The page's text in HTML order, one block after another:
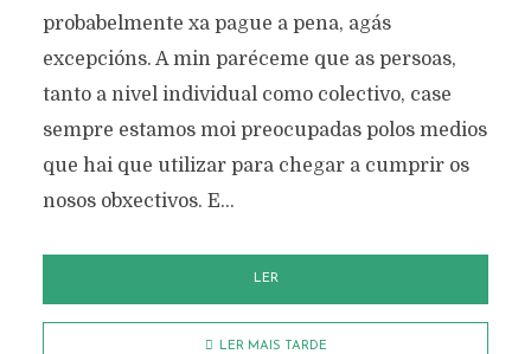
probabelmente xa pague a pena, agás
excepcións. A min paréceme que as persoas,
tanto a nivel individual como colectivo, case
sempre estamos moi preocupadas polos medios
que hai que utilizar para chegar a cumprir os
nosos obxectivos. E...
LER
LER MAIS TARDE